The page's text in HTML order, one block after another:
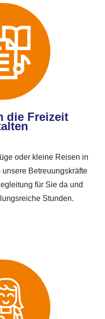
die Freizeit
oder kleine Reisen in
Betreuungskräfte
für Sie da und
Stunden.